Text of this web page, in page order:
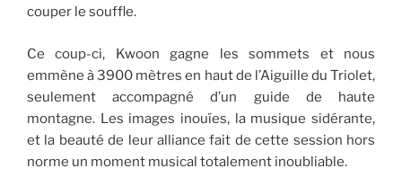
couper le souffle.
Ce coup-ci, Kwoon gagne les sommets et nous
emmène à 3900 mètres en haut de l’Aiguille du Triolet,
seulement accompagné d’un guide de haute
montagne. Les images inouïes, la musique sidérante,
et la beauté de leur alliance fait de cette session hors
norme un moment musical totalement inoubliable.